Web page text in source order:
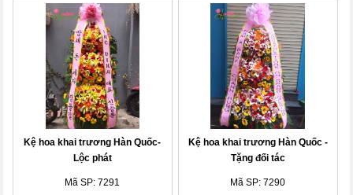
Kệ hoa khai trương Hàn Quốc-
Lộc phát
Mã SP: 7291
Kệ hoa khai trương Hàn Quốc -
Tặng đối tác
Mã SP: 7290